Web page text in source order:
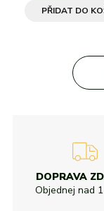
PŘIDAT DO
DOPRAVA
Objednej nad